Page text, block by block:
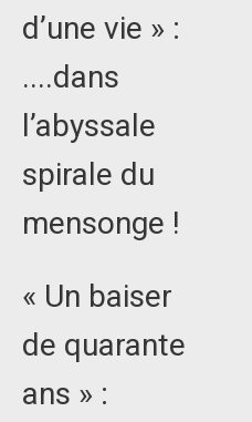
d’une vie » :
....dans
l’abyssale
spirale du
mensonge !
« Un baiser
de quarante
ans » :